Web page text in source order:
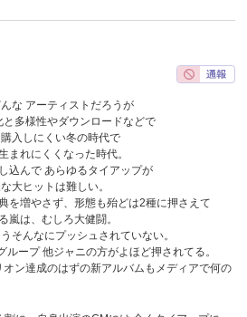
な アーティストだろうが
多様性やダウンロードなどで
入しにくい冬の時代で
まれにくくなった時代。
込んで あらゆるタイアップが
大ヒットは難しい。
を増やさず、形態も殆どは2種に押さえて
嵐は、むしろ大健闘。
そんなにプッシュされていない。
ループ 他ジャニの方がよほど押されてる。
ン達成のはずの新アルバムもメディアで何の